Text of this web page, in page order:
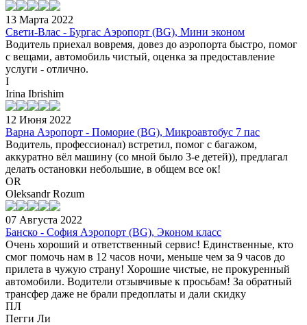
13 Марта 2022
Свети-Влас - Бургас Аэропорт (BG), Мини эконом
Водитель приехал вовремя, довез до аэропорта быстро, помог
с вещами, автомобиль чистый, оценка за предоставление
услуги - отлично.
I
Irina Ibrishim
12 Июня 2022
Варна Аэропорт - Поморие (BG), Микроавтобус 7 пас
Водитель, профессионал) встретил, помог с багажом,
аккуратно вёл машину (со мной было 3-е детей)), предлагал
делать остановки небольшие, в общем все ок!
OR
Oleksandr Rozum
07 Августа 2022
Банско - София Аэропорт (BG), Эконом класс
Очень хороший и ответственный сервис! Единственные, кто
смог помочь нам в 12 часов ночи, меньше чем за 9 часов до
прилета в чужую страну! Хорошие чистые, не прокуренный
автомобили. Водители отзывчивые к просьбам! За обратный
трансфер даже не брали предоплаты и дали скидку
ПЛ
Пегги Ли